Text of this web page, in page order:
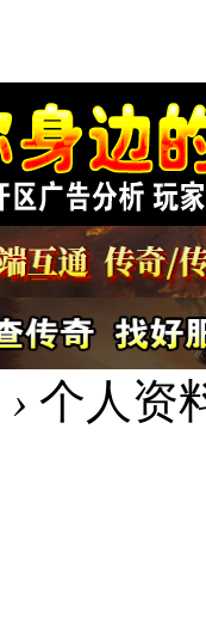
› 个人资